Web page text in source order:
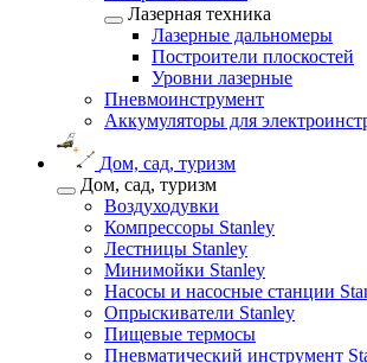
Лазерная техника
Лазерные дальномеры
Построители плоскостей
Уровни лазерные
Пневмоинструмент
Аккумуляторы для
Дом, сад, туризм
Дом, сад, туризм
Воздуходувки
Компрессоры Stanley
Лестницы Stanley
Минимойки Stanley
Насосы и насосные станции
Опрыскиватели Stanley
Пищевые термосы
Пневматический инструмент